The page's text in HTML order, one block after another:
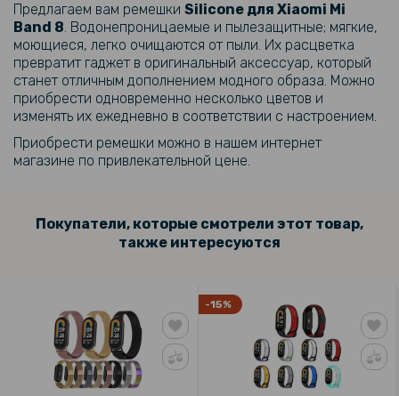
199 грн
Ремешок Sport Silicone для Xiaomi Mi Band 8
159 грн
199 грн
Магнитное зарядное устройство Epic USB для часов Xiaomi Mi
Band 8, Black
229 грн
Ремешок Sport Silicone для Xiaomi Mi Smart Band 8 Active
161 грн
189 грн
Силиконовый чехол для Xiaomi Mi Band 8 с защитой на экран
Предлагаем вам ремешки Silicone для Xiaomi Mi
Band 8. Водонепроницаемые и пылезащитные; мягкие,
моющиеся, легко очищаются от пыли. Их расцветка
превратит гаджет в оригинальный аксессуар, который
станет отличным дополнением модного образа. Можно
приобрести одновременно несколько цветов и
изменять их ежедневно в соответствии с настроением.
Приобрести ремешки можно в нашем интернет
магазине по привлекательной цене.
Покупатели, которые смотрели этот товар,
также интересуются
-15%